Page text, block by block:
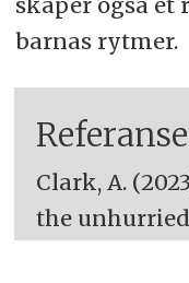
barnas rytmer.
Clark, A.
the